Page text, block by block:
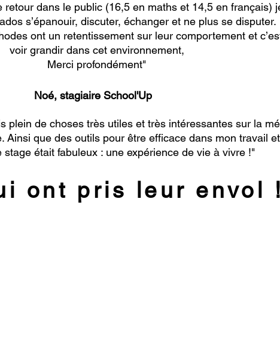
retour dans le public (16,5 en maths et 14,5 en français)
s’épanouir, discuter, échanger et ne plus se disputer.
ont un retentissement sur leur comportement et
voir grandir dans cet environnement,
Merci profondément"
Noé, stagiaire School'Up
plein de choses très utiles et très intéressantes sur la
Ainsi que des outils pour être efficace dans mon travail
stage était fabuleux : une expérience de vie à vivre !"
ont pris leur envol !